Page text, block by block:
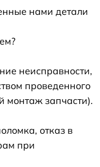
нами детали
неисправности,
проведенного
монтаж запчасти).
отказ в
при